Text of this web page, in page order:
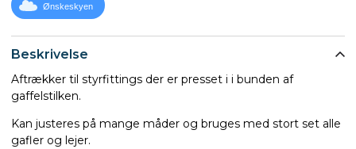
Beskrivelse
Aftrækker til styrfittings der er presset i i bunden af
gaffelstilken.
Kan justeres på mange måder og bruges med stort set alle
gafler og lejer.
Ønskeskyen